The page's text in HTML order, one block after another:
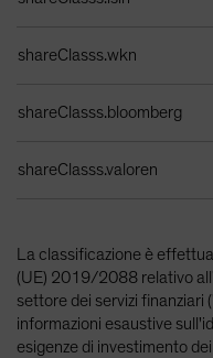
shareClasss.wkn
shareClasss.bloomberg
shareClasss.valoren
La classificazione è
(UE) 2019/2088 relativo
settore dei servizi finanziari
informazioni esaustive
esigenze di investimento